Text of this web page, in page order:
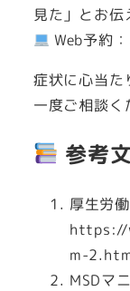
見た」とお伝
Web予約
症状に心当た
一度ご相談く
参考
厚生労
https://
m-
MSDマ